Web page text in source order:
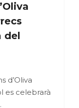
del
d’Oliva
es celebrarà